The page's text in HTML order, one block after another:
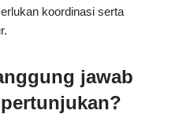
koordinasi serta
jawab